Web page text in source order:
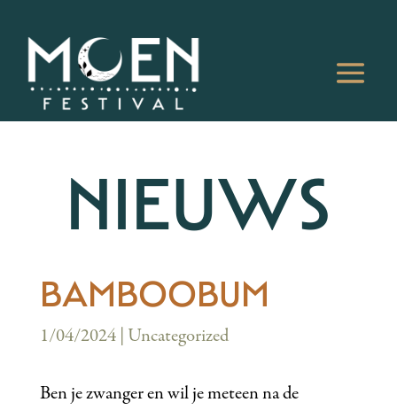
NIEUWS
BAMBOOBUM
1/04/2024| Uncategorized
Ben je zwanger en wil je meteen na de